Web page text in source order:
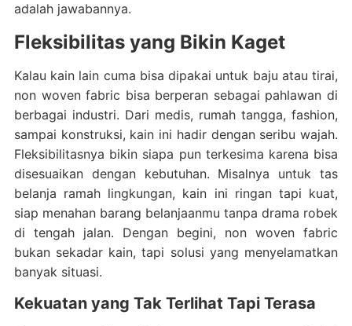
adalah jawabannya.
Fleksibilitas yang Bikin Kaget
Kalau kain lain cuma bisa dipakai untuk baju atau tirai,
non woven fabric bisa berperan sebagai pahlawan di
berbagai industri. Dari medis, rumah tangga, fashion,
sampai konstruksi, kain ini hadir dengan seribu wajah.
Fleksibilitasnya bikin siapa pun terkesima karena bisa
disesuaikan dengan kebutuhan. Misalnya untuk tas
belanja ramah lingkungan, kain ini ringan tapi kuat,
siap menahan barang belanjaanmu tanpa drama robek
di tengah jalan. Dengan begini, non woven fabric
bukan sekadar kain, tapi solusi yang menyelamatkan
banyak situasi.
Kekuatan yang Tak Terlihat Tapi Terasa